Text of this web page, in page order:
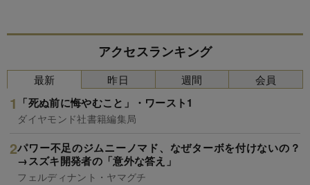
アクセスランキング
最新
「死ぬ前に悔やむこと」・ワースト1
ダイヤモンド社書籍編集局
パワー不足のジムニーノマド、なぜターボを付けないの？
→スズキ開発者の「意外な答え」
フェルディナント・ヤマグチ
昨日 週間 会員